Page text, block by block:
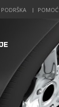
POMOĆ